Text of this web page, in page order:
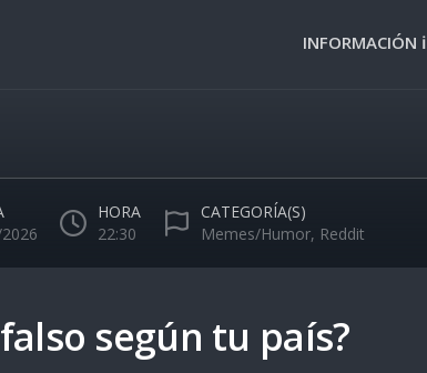
INFORMACIÓN ℹ️
NORMAS
USO
🚸
HORA
22:30
CATEGORÍA(S)
Memes/Humor, Reddit
según tu país?